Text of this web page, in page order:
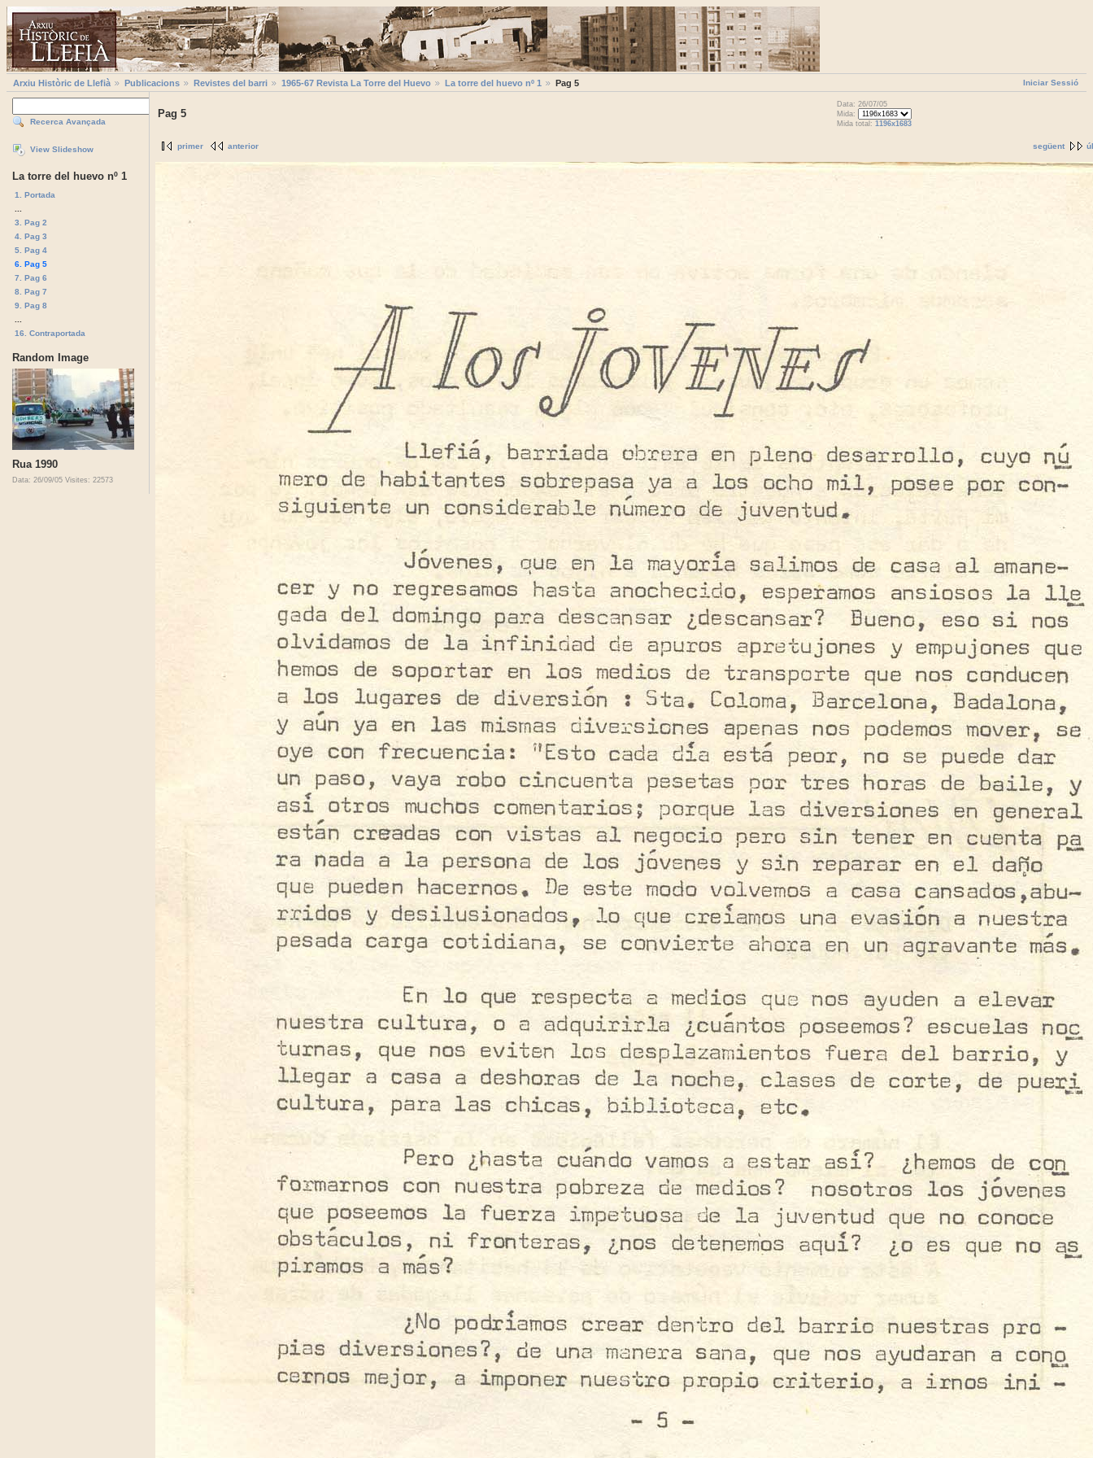
Iniciar Sessió
Arxiu Històric de Llefià Publicacions Revistes del barri 1965-67 Revista La Torre del Huevo La torre del huevo nº 1 Pag 5
Recerca Avançada
View Slideshow
La torre del huevo nº 1
1. Portada
3. Pag 2
4. Pag 3
5. Pag 4
6. Pag 5
7. Pag 6
8. Pag 7
9. Pag 8
16. Contraportada
Random Image
Rua 1990
Data: 26/09/05 Visites: 22573
Pag 5
Data: 26/07/05
Mida:
Mida total: 1196x1683
següent
primer anterior